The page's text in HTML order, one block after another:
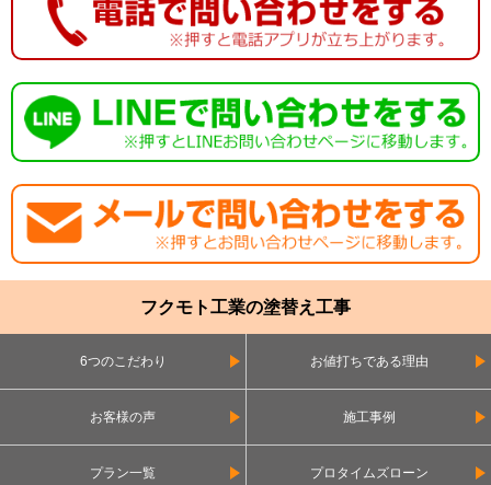
フクモト工業の塗替え工事
6つのこだわり お値打ちである理由
お客様の声 施工事例
プラン一覧 プロタイムズローン